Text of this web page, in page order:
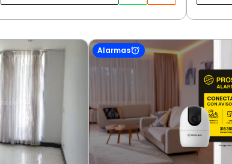
Alarmas